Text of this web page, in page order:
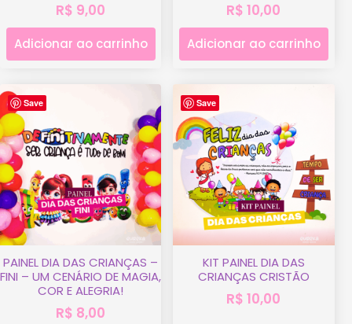
R$ 9,00
Adicionar ao carrinho
R$ 10,00
Adicionar ao carrinho
Save
PAINEL DIA DAS CRIANÇAS –
FINI – UM CENÁRIO DE MAGIA,
COR E ALEGRIA!
R$ 8,00
Save
KIT PAINEL DIA DAS
CRIANÇAS CRISTÃO
R$ 10,00